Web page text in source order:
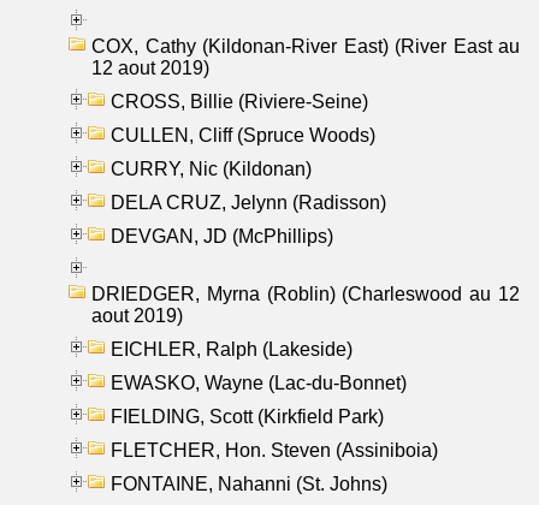
COX, Cathy (Kildonan-River East) (River East au
12 aout 2019)
CROSS, Billie (Riviere-Seine)
CULLEN, Cliff (Spruce Woods)
CURRY, Nic (Kildonan)
DELA CRUZ, Jelynn (Radisson)
DEVGAN, JD (McPhillips)
DRIEDGER, Myrna (Roblin) (Charleswood au 12
aout 2019)
EICHLER, Ralph (Lakeside)
EWASKO, Wayne (Lac-du-Bonnet)
FIELDING, Scott (Kirkfield Park)
FLETCHER, Hon. Steven (Assiniboia)
FONTAINE, Nahanni (St. Johns)